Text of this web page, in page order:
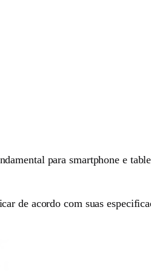
para smartphone e
de acordo com suas